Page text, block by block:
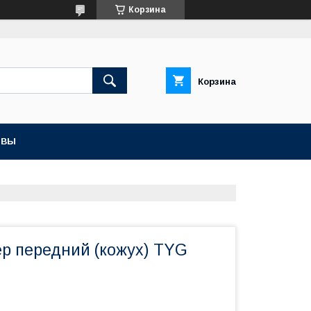
Корзина
Корзина
передний (кожух) TYG